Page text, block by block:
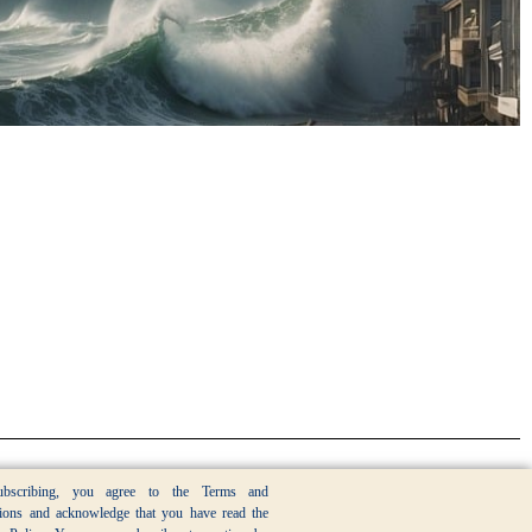
you agree to the Terms and
and acknowledge that you have read the